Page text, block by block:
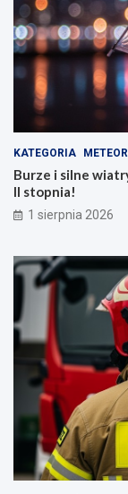
KATEGORIA
Burze i silne
II stopnia!
1 sierpnia 2026